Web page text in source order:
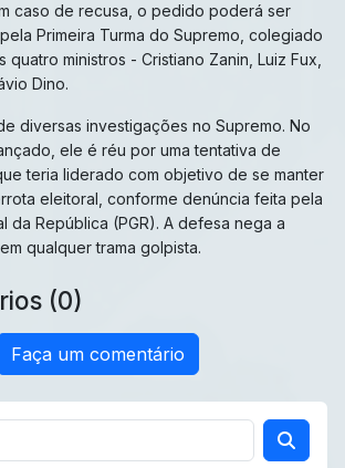
caso de recusa, o pedido poderá ser
Primeira Turma do Supremo, colegiado
quatro ministros - Cristiano Zanin, Luiz Fux,
Dino.
diversas investigações no Supremo. No
ele é réu por uma tentativa de
teria liderado com objetivo de se manter
eleitoral, conforme denúncia feita pela
da República (PGR). A defesa nega a
qualquer trama golpista.
(0)
Faça um comentário